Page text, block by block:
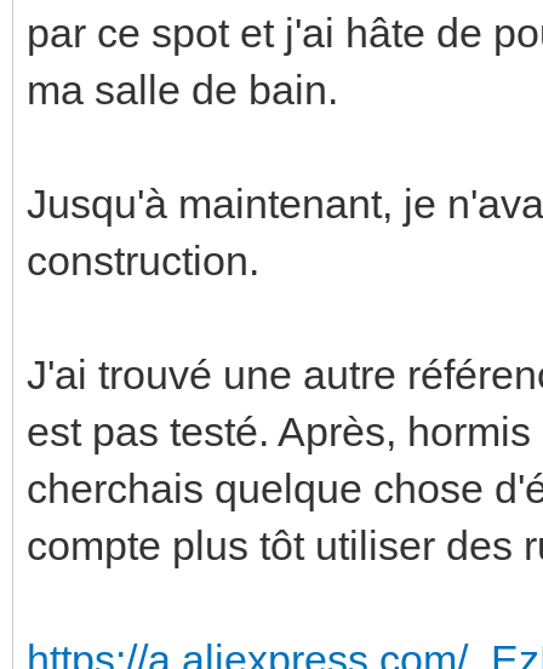
par ce spot et j'ai hâte de
ma salle de bain.
Jusqu'à maintenant, je
construction.
J'ai trouvé une autre
est pas testé. Après,
cherchais quelque chose
compte plus tôt utiliser des
https://a.aliexpress.com/